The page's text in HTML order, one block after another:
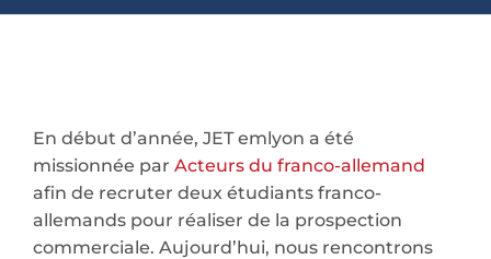
En début d’année, JET emlyon a été
missionnée par Acteurs du franco-allemand
afin de recruter deux étudiants franco-
allemands pour réaliser de la prospection
commerciale. Aujourd’hui, nous rencontrons